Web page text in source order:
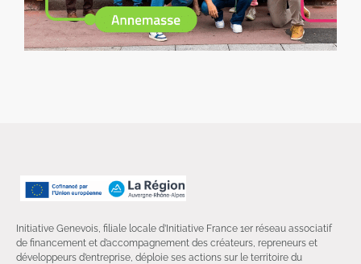
Initiative Genevois, filiale locale d’Initiative France 1er réseau associatif
de financement et d’accompagnement des créateurs, repreneurs et
développeurs d’entreprise, déploie ses actions sur le territoire du